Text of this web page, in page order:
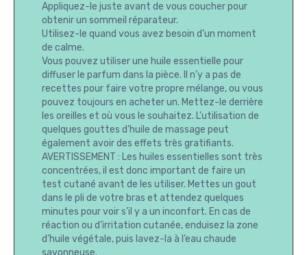
Appliquez-le juste avant de vous coucher pour
obtenir un sommeil réparateur.
Utilisez-le quand vous avez besoin d’un moment
de calme.
Vous pouvez utiliser une huile essentielle pour
diffuser le parfum dans la pièce. Il n’y a pas de
recettes pour faire votre propre mélange, ou vous
pouvez toujours en acheter un. Mettez-le derrière
les oreilles et où vous le souhaitez. L’utilisation de
quelques gouttes d’huile de massage peut
également avoir des effets très gratifiants.
AVERTISSEMENT : Les huiles essentielles sont très
concentrées, il est donc important de faire un
test cutané avant de les utiliser. Mettes un gout
dans le pli de votre bras et attendez quelques
minutes pour voir s’il y a un inconfort. En cas de
réaction ou d’irritation cutanée, enduisez la zone
d’huile végétale, puis lavez-la à l’eau chaude